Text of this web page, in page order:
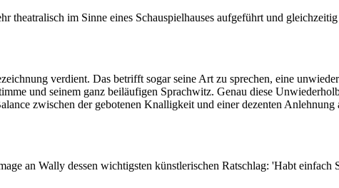
theatralisch im Sinne eines Schauspielhauses aufgeführt und
verdient. Das betrifft sogar seine Art zu sprechen, eine
und seinem ganz beiläufigen Sprachwitz. Genau diese
zwischen der gebotenen Knalligkeit und einer dezenten
an Wally dessen wichtigsten künstlerischen Ratschlag: 'Habt einfach